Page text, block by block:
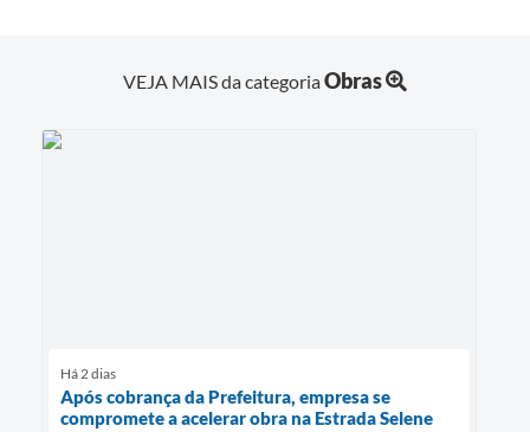
VEJA MAIS da categoriaObras
Há 2 dias
Após cobrança da Prefeitura, empresa se
compromete a acelerar obra na Estrada Selene